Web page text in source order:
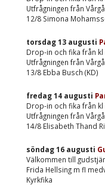
Utfrågningen från
12/8 Simona
torsdag 13 augusti
Drop-in och fika från kl
Utfrågningen från
13/8 Ebba Busch (KD)
fredag 14 augusti
Drop-in och fika från kl
Utfrågningen från
14/8 Elisabeth Thand
söndag 16 augusti
Välkommen till
Frida Hellsing m fl
Kyrkfika